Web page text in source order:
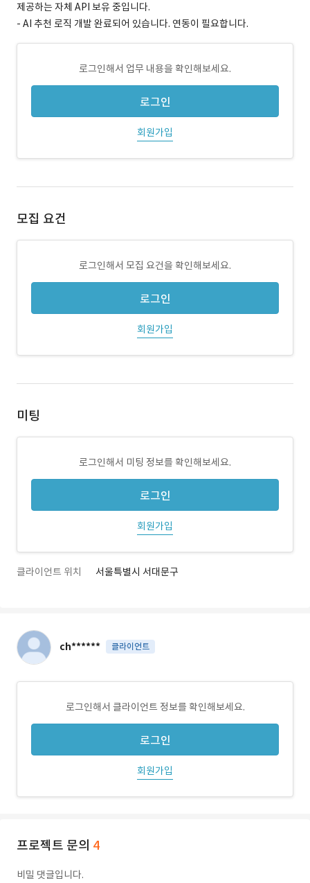
제공하는 자체 API 보유 중입니다.
- AI 추천 로직 개발 완료되어 있습니다. 연동이 필요합니다.
로그인해서 업무 내용을 확인해보세요.
로그인
회원가입
모집 요건
로그인해서 모집 요건을 확인해보세요.
로그인
회원가입
미팅
로그인해서 미팅 정보를 확인해보세요.
로그인
회원가입
클라이언트 위치 서울특별시 서대문구
ch****** 클라이언트
로그인해서 클라이언트 정보를 확인해보세요.
로그인
회원가입
프로젝트 문의 4
비밀 댓글입니다.